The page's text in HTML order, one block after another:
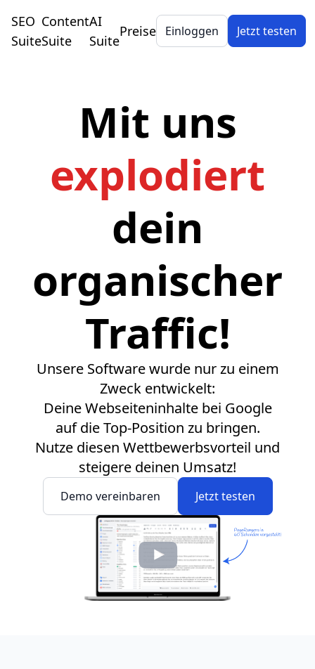
SEO
Suite
Content
Suite
AI
Suite
Preise Einloggen Jetzt testen
Mit uns
explodiert
dein
organischer
Traffic!
Unsere Software wurde nur zu einem
Zweck entwickelt:
Deine Webseiteninhalte bei Google
auf die Top-Position zu bringen.
Nutze diesen Wettbewerbsvorteil und
steigere deinen Umsatz!
Demo vereinbaren Jetzt testen